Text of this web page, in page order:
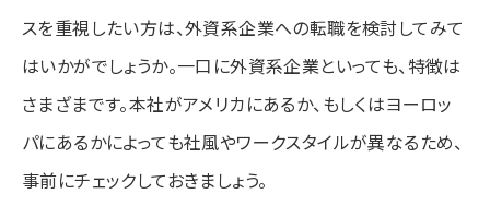
スを重視したい方は、外資系企業への転職を検討してみて
はいかがでしょうか。一口に外資系企業といっても、特徴は
さまざまです。本社がアメリカにあるか、もしくはヨーロッ
パにあるかによっても社風やワークスタイルが異なるため、
事前にチェックしておきましょう。